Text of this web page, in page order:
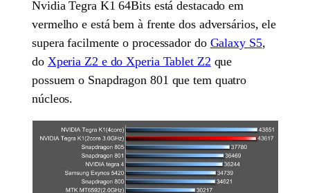
Nvidia Tegra K1 64Bits está destacado em
vermelho e está bem à frente dos adversários, ele
supera facilmente o processador do Galaxy S5,
do Xperia Z2 e do Xperia Tablet Z2 que
possuem o Snapdragon 801 que tem quatro
núcleos.